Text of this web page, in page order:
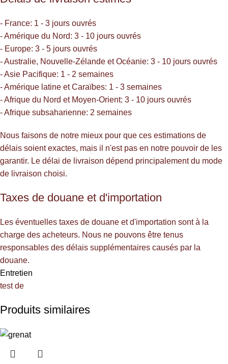
- France: 1 - 3 jours ouvrés
- Amérique du Nord: 3 - 10 jours ouvrés
- Europe: 3 - 5 jours ouvrés
- Australie, Nouvelle-Zélande et Océanie: 3 - 10 jours ouvrés
- Asie Pacifique: 1 - 2 semaines
- Amérique latine et Caraïbes: 1 - 3 semaines
- Afrique du Nord et Moyen-Orient: 3 - 10 jours ouvrés
- Afrique subsaharienne: 2 semaines
Nous faisons de notre mieux pour que ces estimations de
délais soient exactes, mais il n'est pas en notre pouvoir de les
garantir. Le délai de livraison dépend principalement du mode
de livraison choisi.
Taxes de douane et d'importation
Les éventuelles taxes de douane et d'importation sont à la
charge des acheteurs. Nous ne pouvons être tenus
responsables des délais supplémentaires causés par la
douane.
Entretien
test de
Produits similaires